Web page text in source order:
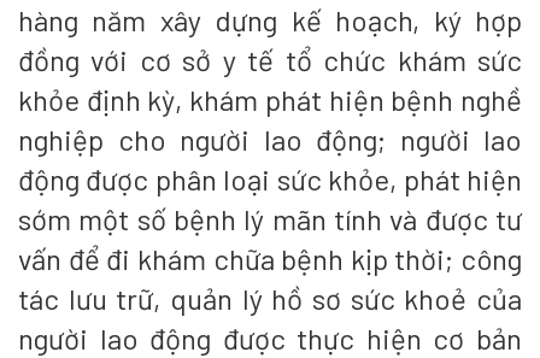
hàng năm xây dựng kế hoạch, ký hợp
đồng với cơ sở y tế tổ chức khám sức
khỏe định kỳ, khám phát hiện bệnh nghề
nghiệp cho người lao động; người lao
động được phân loại sức khỏe, phát hiện
sớm một số bệnh lý mãn tính và được tư
vấn để đi khám chữa bệnh kịp thời; công
tác lưu trữ, quản lý hồ sơ sức khoẻ của
người lao động được thực hiện cơ bản